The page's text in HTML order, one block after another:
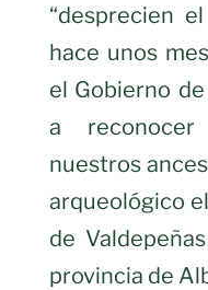
“desprecien
hace unos
el Gobierno
a
nuestros
arqueológico el
de
provincia de